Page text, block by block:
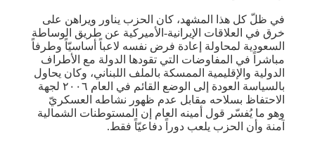
في ظلّ كل هذا المشهد، كان الحزب يناور ويراهن على
خرق في العلاقات الإيرانية-الأميركية عن طريق الوساطة
السعودية لمحاولة إعادة فرض نفسه لاعباً أساسيّاً وطرفاً
مباشراً في المفاوضات التي تقودها الدولة مع الأطراف
الدولية والإقليمية الممسكة بالملف اللبناني، وكان يحاول
بالسياسة العودة إلى الوضع القائم في العام ٢٠٠٦ لجهة
الاحتفاظ بسلاحه مقابل عدم ظهور نشاطه العسكريّ
وهو ما يُفسّر قول أمينه العام إن المستوطنات الشمالية
آمنة وأن الحزب يلعب دوراً دفاعيّاً فقط.